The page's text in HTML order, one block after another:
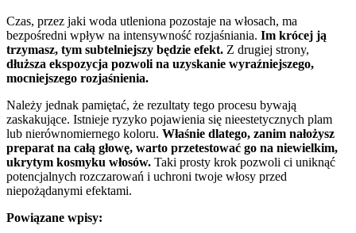
Czas, przez jaki woda utleniona pozostaje na włosach, ma
bezpośredni wpływ na intensywność rozjaśniania. Im krócej ją
trzymasz, tym subtelniejszy będzie efekt. Z drugiej strony,
dłuższa ekspozycja pozwoli na uzyskanie wyraźniejszego,
mocniejszego rozjaśnienia.
Należy jednak pamiętać, że rezultaty tego procesu bywają
zaskakujące. Istnieje ryzyko pojawienia się nieestetycznych plam
lub nierównomiernego koloru. Właśnie dlatego, zanim nałożysz
preparat na całą głowę, warto przetestować go na niewielkim,
ukrytym kosmyku włosów. Taki prosty krok pozwoli ci uniknąć
potencjalnych rozczarowań i uchroni twoje włosy przed
niepożądanymi efektami.
Powiązane wpisy: